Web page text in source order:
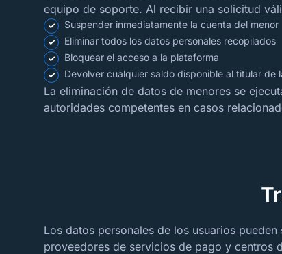
equipo de soporte. Al recibir una solicitud
Suspender inmediatamente la cuenta del menor
Eliminar todos los datos personales recopilados
Bloquear el acceso a la plataforma
Devolver cualquier saldo disponible al titular de
La eliminación de datos de menores se
autoridades competentes en casos
Los datos personales de los usuarios
proveedores de servicios de pago y centros